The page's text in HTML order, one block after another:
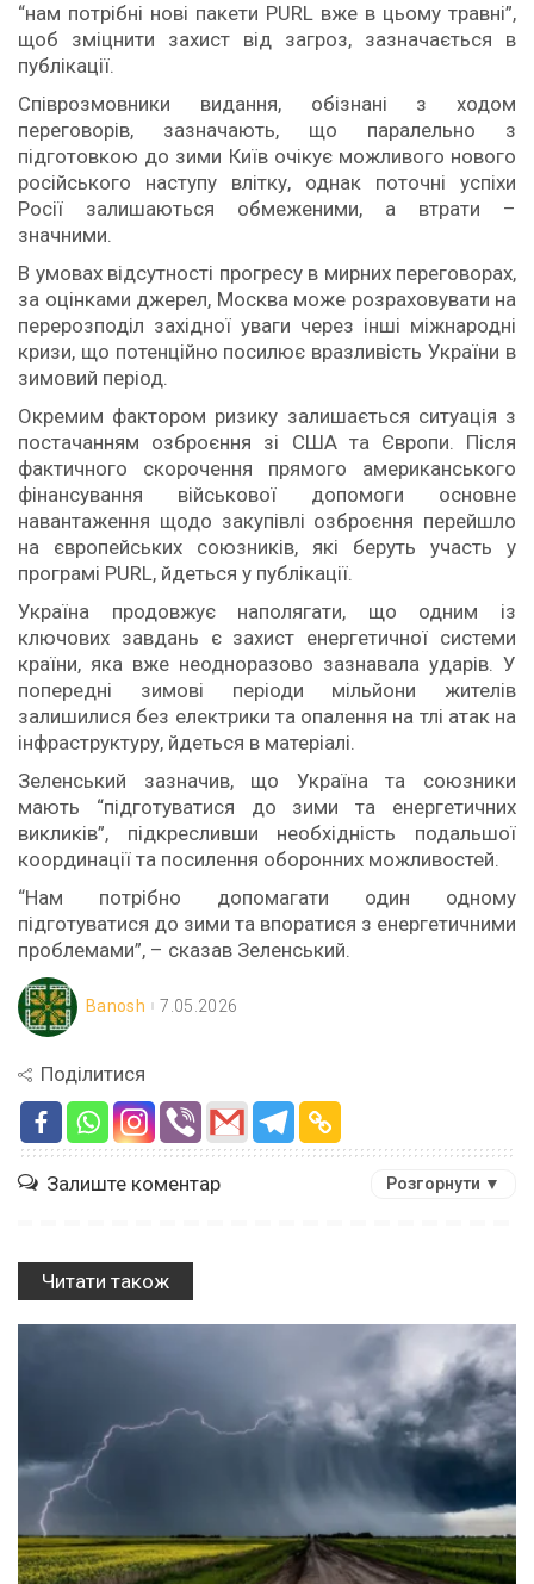
“нам потрібні нові пакети PURL вже в цьому травні”,
щоб зміцнити захист від загроз, зазначається в
публікації.
Співрозмовники видання, обізнані з ходом
переговорів, зазначають, що паралельно з
підготовкою до зими Київ очікує можливого нового
російського наступу влітку, однак поточні успіхи
Росії залишаються обмеженими, а втрати –
значними.
В умовах відсутності прогресу в мирних переговорах,
за оцінками джерел, Москва може розраховувати на
перерозподіл західної уваги через інші міжнародні
кризи, що потенційно посилює вразливість України в
зимовий період.
Окремим фактором ризику залишається ситуація з
постачанням озброєння зі США та Європи. Після
фактичного скорочення прямого американського
фінансування військової допомоги основне
навантаження щодо закупівлі озброєння перейшло
на європейських союзників, які беруть участь у
програмі PURL, йдеться у публікації.
Україна продовжує наполягати, що одним із
ключових завдань є захист енергетичної системи
країни, яка вже неодноразово зазнавала ударів. У
попередні зимові періоди мільйони жителів
залишилися без електрики та опалення на тлі атак на
інфраструктуру, йдеться в матеріалі.
Зеленський зазначив, що Україна та союзники
мають “підготуватися до зими та енергетичних
викликів”, підкресливши необхідність подальшої
координації та посилення оборонних можливостей.
“Нам потрібно допомагати один одному
підготуватися до зими та впоратися з енергетичними
проблемами”, – сказав Зеленський.
Banosh 7.05.2026
Поділитися
Залиште коментар Розгорнути ▼
Читати також